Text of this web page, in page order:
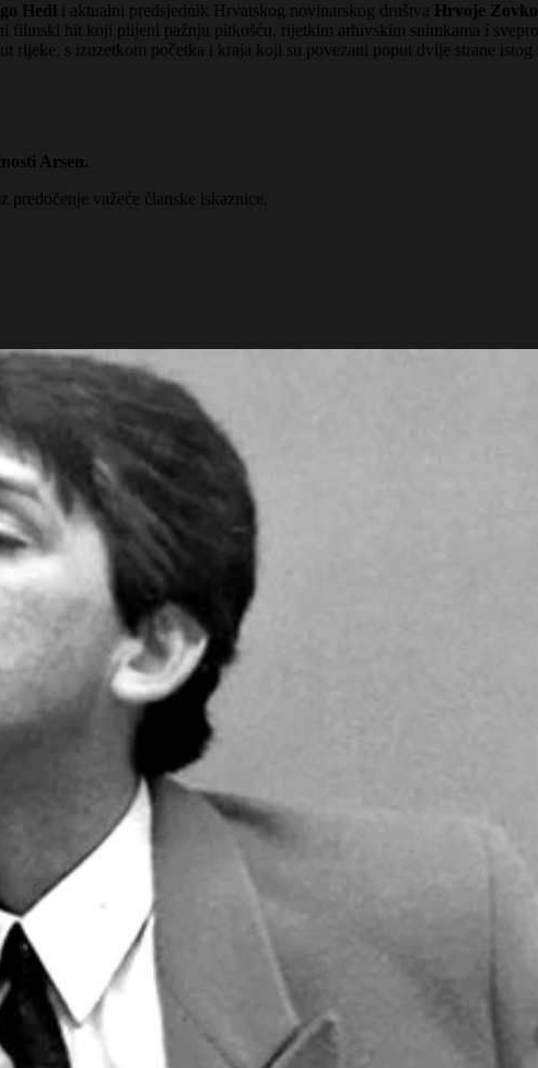
Hedl i aktualni predsjednik Hrvatskog novinarskog društva Hrvoje Zovko
hit koji plijeni pažnju pitkošću, rijetkim arhivskim snimkama i
rijeke, s izuzetkom početka i kraja koji su povezani poput dvije strane istog
Arsen.
važeće članske iskaznice.